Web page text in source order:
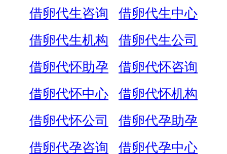
借卵代生咨询
借卵代生中心
借卵代生机构
借卵代生公司
借卵代怀助孕
借卵代怀咨询
借卵代怀中心
借卵代怀机构
借卵代怀公司
借卵代孕助孕
借卵代孕咨询
借卵代孕中心